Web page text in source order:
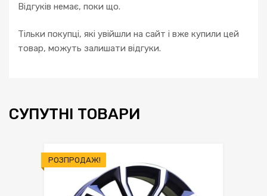
Відгуків немає, поки що.
Тільки покупці, які увійшли на сайт і вже купили цей
товар, можуть залишати відгуки.
СУПУТНІ ТОВАРИ
РОЗПРОДАЖ!